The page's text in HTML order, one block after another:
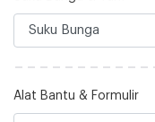
Alat Bantu & Formulir